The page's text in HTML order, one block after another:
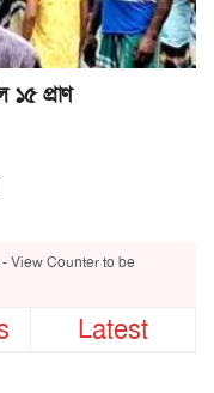
১৫ প্রাণ
View Counter to be
Latest